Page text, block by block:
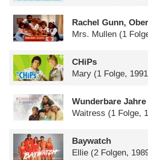
Rachel Gunn,
Mrs. Mullen (1
CHiPs
Mary (1 Folge,
Wunderbare Jahre
Waitress (1 Folge,
Baywatch
Ellie (2 Folgen,